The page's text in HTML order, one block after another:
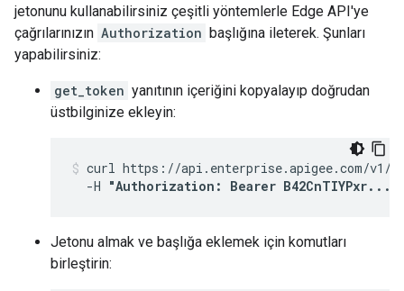
jetonunu kullanabilirsiniz çeşitli yöntemlerle Edge API'ye
çağrılarınızın Authorization başlığına ileterek. Şunları
yapabilirsiniz:
get_token yanıtının içeriğini kopyalayıp doğrudan
üstbilginize ekleyin:
curl https://api.enterprise.apigee.com/v1/
  -H
"Authorization: Bearer
Jetonu almak ve başlığa eklemek için komutları
birleştirin: